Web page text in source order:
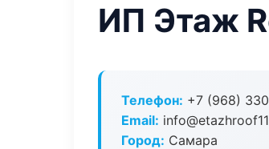
ИП Этаж
Телефон: +7 (968)
Email:
Город: Самара